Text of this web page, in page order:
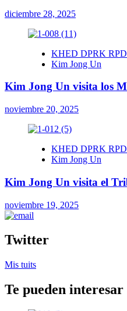
diciembre 28, 2025
KHED DPRK
Kim Jong Un
Kim Jong Un visita los
noviembre 20, 2025
KHED DPRK
Kim Jong Un
Kim Jong Un visita el
noviembre 19, 2025
Twitter
Mis tuits
Te pueden interesar